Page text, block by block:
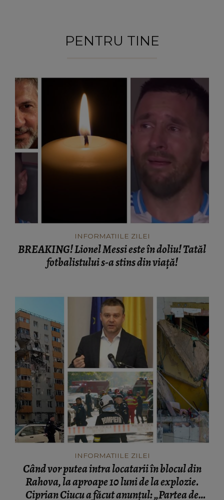
PENTRU TINE
INFORMATIILE ZILEI
BREAKING! Lionel Messi este în doliu! Tatăl
fotbalistului s-a stins din viață!
INFORMATIILE ZILEI
Când vor putea intra locatarii în blocul din
Rahova, la aproape 10 luni de la explozie.
Ciprian Ciucu a făcut anunțul: „Partea de